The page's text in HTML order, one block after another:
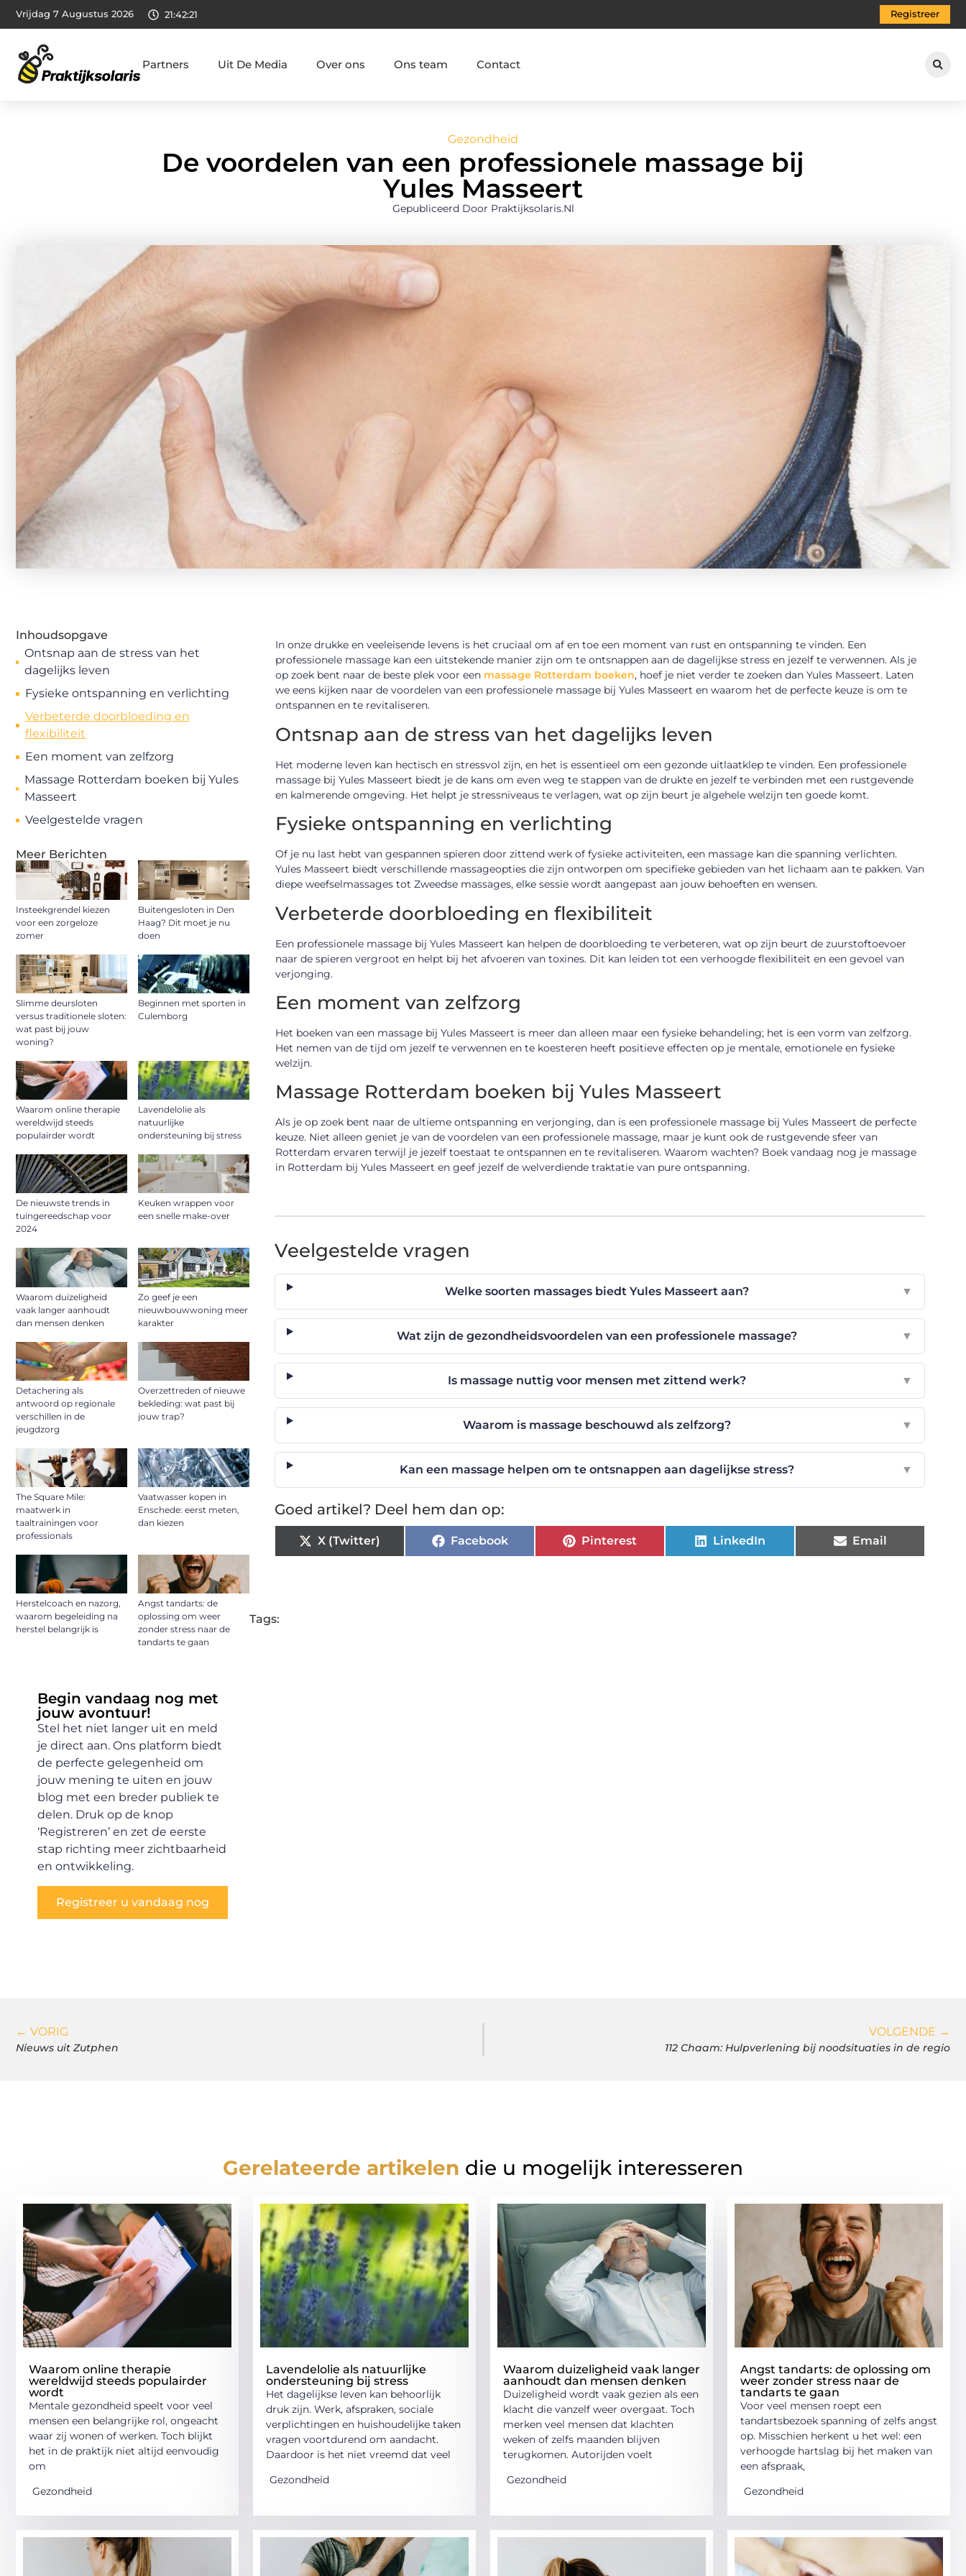
Vrijdag 7 Augustus 2026 21:42:23 Registreer
Partners Uit De Media Over ons Ons team Contact
Gezondheid
De voordelen van een professionele massage bij
Yules Masseert
Gepubliceerd Door Praktijksolaris.nl
Inhoudsopgave
Ontsnap aan de stress van het
dagelijks leven
Fysieke ontspanning en verlichting
Verbeterde doorbloeding en
flexibiliteit
Een moment van zelfzorg
Massage Rotterdam boeken bij Yules
Masseert
Veelgestelde vragen
Meer Berichten
Insteekgrendel kiezen
voor een zorgeloze
zomer
Buitengesloten in Den
Haag? Dit moet je nu
doen
Slimme deursloten
versus traditionele sloten:
wat past bij jouw
woning?
Beginnen met sporten in
Culemborg
Waarom online therapie
wereldwijd steeds
populairder wordt
Lavendelolie als
natuurlijke
ondersteuning bij stress
De nieuwste trends in
tuingereedschap voor
2024
Keuken wrappen voor
een snelle make-over
Waarom duizeligheid
vaak langer aanhoudt
dan mensen denken
Zo geef je een
nieuwbouwwoning meer
karakter
Detachering als
antwoord op regionale
verschillen in de
jeugdzorg
Overzettreden of nieuwe
bekleding: wat past bij
jouw trap?
The Square Mile:
maatwerk in
taaltrainingen voor
professionals
Vaatwasser kopen in
Enschede: eerst meten,
dan kiezen
Herstelcoach en nazorg,
waarom begeleiding na
herstel belangrijk is
Angst tandarts: de
oplossing om weer
zonder stress naar de
tandarts te gaan
Begin vandaag nog met
jouw avontuur!
Stel het niet langer uit en meld
je direct aan. Ons platform biedt
de perfecte gelegenheid om
jouw mening te uiten en jouw
blog met een breder publiek te
delen. Druk op de knop
‘Registreren’ en zet de eerste
stap richting meer zichtbaarheid
en ontwikkeling.
Registreer u vandaag nog
In onze drukke en veeleisende levens is het cruciaal om af en toe een moment van rust en ontspanning te vinden. Een
professionele massage kan een uitstekende manier zijn om te ontsnappen aan de dagelijkse stress en jezelf te verwennen. Als je
op zoek bent naar de beste plek voor een massage Rotterdam boeken, hoef je niet verder te zoeken dan Yules Masseert. Laten
we eens kijken naar de voordelen van een professionele massage bij Yules Masseert en waarom het de perfecte keuze is om te
ontspannen en te revitaliseren.
Ontsnap aan de stress van het dagelijks leven
Het moderne leven kan hectisch en stressvol zijn, en het is essentieel om een gezonde uitlaatklep te vinden. Een professionele
massage bij Yules Masseert biedt je de kans om even weg te stappen van de drukte en jezelf te verbinden met een rustgevende
en kalmerende omgeving. Het helpt je stressniveaus te verlagen, wat op zijn beurt je algehele welzijn ten goede komt.
Fysieke ontspanning en verlichting
Of je nu last hebt van gespannen spieren door zittend werk of fysieke activiteiten, een massage kan die spanning verlichten.
Yules Masseert biedt verschillende massageopties die zijn ontworpen om specifieke gebieden van het lichaam aan te pakken. Van
diepe weefselmassages tot Zweedse massages, elke sessie wordt aangepast aan jouw behoeften en wensen.
Verbeterde doorbloeding en flexibiliteit
Een professionele massage bij Yules Masseert kan helpen de doorbloeding te verbeteren, wat op zijn beurt de zuurstoftoevoer
naar de spieren vergroot en helpt bij het afvoeren van toxines. Dit kan leiden tot een verhoogde flexibiliteit en een gevoel van
verjonging.
Een moment van zelfzorg
Het boeken van een massage bij Yules Masseert is meer dan alleen maar een fysieke behandeling; het is een vorm van zelfzorg.
Het nemen van de tijd om jezelf te verwennen en te koesteren heeft positieve effecten op je mentale, emotionele en fysieke
welzijn.
Massage Rotterdam boeken bij Yules Masseert
Als je op zoek bent naar de ultieme ontspanning en verjonging, dan is een professionele massage bij Yules Masseert de perfecte
keuze. Niet alleen geniet je van de voordelen van een professionele massage, maar je kunt ook de rustgevende sfeer van
Rotterdam ervaren terwijl je jezelf toestaat te ontspannen en te revitaliseren. Waarom wachten? Boek vandaag nog je massage
in Rotterdam bij Yules Masseert en geef jezelf de welverdiende traktatie van pure ontspanning.
Veelgestelde vragen
Welke soorten massages biedt Yules Masseert aan? ▼
Wat zijn de gezondheidsvoordelen van een professionele massage? ▼
Is massage nuttig voor mensen met zittend werk? ▼
Waarom is massage beschouwd als zelfzorg? ▼
Kan een massage helpen om te ontsnappen aan dagelijkse stress? ▼
Goed artikel? Deel hem dan op:
X (Twitter) Facebook Pinterest LinkedIn Email
Tags:
← VORIG
Nieuws uit Zutphen
VOLGENDE →
112 Chaam: Hulpverlening bij noodsituaties in de regio
Gerelateerde artikelen die u mogelijk interesseren
Waarom online therapie
wereldwijd steeds populairder
wordt
Mentale gezondheid speelt voor veel
mensen een belangrijke rol, ongeacht
waar zij wonen of werken. Toch blijkt
het in de praktijk niet altijd eenvoudig
om
Gezondheid
Lavendelolie als natuurlijke
ondersteuning bij stress
Het dagelijkse leven kan behoorlijk
druk zijn. Werk, afspraken, sociale
verplichtingen en huishoudelijke taken
vragen voortdurend om aandacht.
Daardoor is het niet vreemd dat veel
Gezondheid
Waarom duizeligheid vaak langer
aanhoudt dan mensen denken
Duizeligheid wordt vaak gezien als een
klacht die vanzelf weer overgaat. Toch
merken veel mensen dat klachten
weken of zelfs maanden blijven
terugkomen. Autorijden voelt
Gezondheid
Angst tandarts: de oplossing om
weer zonder stress naar de
tandarts te gaan
Voor veel mensen roept een
tandartsbezoek spanning of zelfs angst
op. Misschien herkent u het wel: een
verhoogde hartslag bij het maken van
een afspraak,
Gezondheid